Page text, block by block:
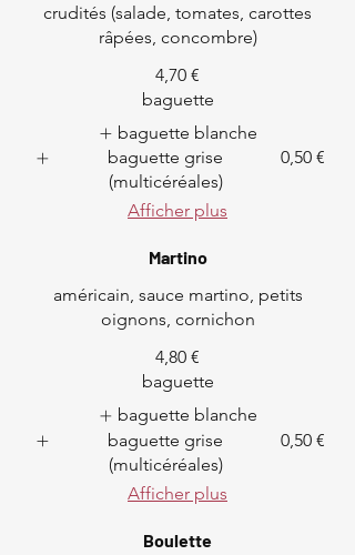
crudités (salade, tomates, carottes
râpées, concombre)
4,70 €
baguette
baguette blanche
baguette grise
(multicéréales)
0,50 €
Afficher plus
Martino
américain, sauce martino, petits
oignons, cornichon
4,80 €
baguette
baguette blanche
baguette grise
(multicéréales)
0,50 €
Afficher plus
Boulette